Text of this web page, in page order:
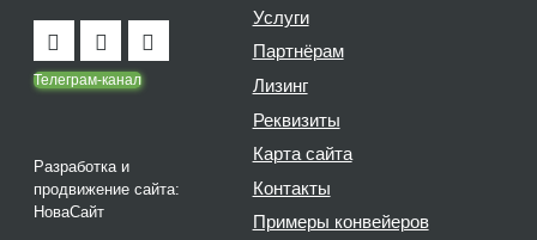
Телеграм-канал
Разработка и
продвижение сайта:
НоваСайт
Услуги
Партнёрам
Лизинг
Реквизиты
Карта сайта
Контакты
Примеры конвейеров